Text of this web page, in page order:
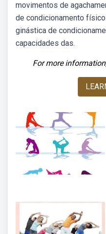
movimentos de
de condicionamento
ginástica de
capacidades das.
For more